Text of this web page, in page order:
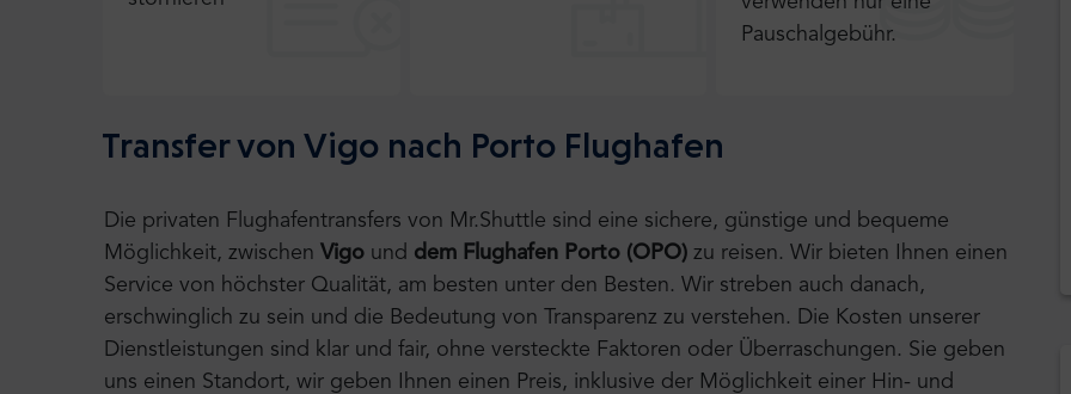
Pauschalgebühr.
Transfer von Vigo nach Porto Flughafen
Die privaten Flughafentransfers von Mr.Shuttle sind eine sichere, günstige und bequeme
Möglichkeit, zwischen Vigo und dem Flughafen Porto (OPO) zu reisen. Wir bieten Ihnen einen
Service von höchster Qualität, am besten unter den Besten. Wir streben auch danach,
erschwinglich zu sein und die Bedeutung von Transparenz zu verstehen. Die Kosten unserer
Dienstleistungen sind klar und fair, ohne versteckte Faktoren oder Überraschungen. Sie geben
uns einen Standort, wir geben Ihnen einen Preis, inklusive der Möglichkeit einer Hin- und